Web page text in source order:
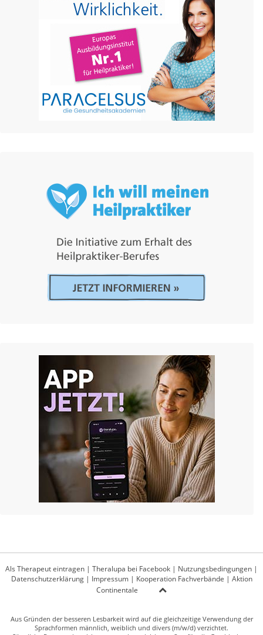
Als Therapeut eintragen | Theralupa bei Facebook | Nutzungsbedingungen |
Datenschutzerklärung| Impressum| Kooperation Fachverbände | Aktion
Continentale
Aus Gründen der besseren Lesbarkeit wird auf die gleichzeitige Verwendung der
Sprachformen männlich, weiblich und divers (m/w/d) verzichtet.